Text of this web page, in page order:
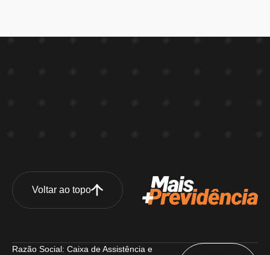
Voltar ao topo
Razão Social: Caixa de Assistência e